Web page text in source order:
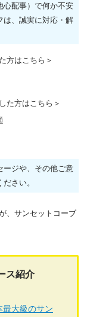
心配事）で何か不安
は、誠実に対応・解
方はこちら＞
た方はこちら＞
ージや、その他ご意
さい。
、サンセットコーブ
ス紹介
大級のサン